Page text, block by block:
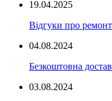
19.04.2025
Відгуки про ремонт
04.08.2024
Безкоштовна
03.08.2024